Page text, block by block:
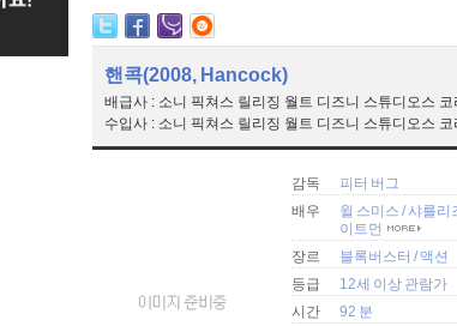
핸콕(2008, Hancock)
배급사 : 소니 픽쳐스 릴리징 월트 디즈니 스튜디오스
수입사 : 소니 픽쳐스 릴리징 월트 디즈니 스튜디오스
감독
피터 버그
배우
윌 스미스 /샤를리
이트먼
장르
블록버스터 /액션
등급
12세 이상 관람가
시간
92 분